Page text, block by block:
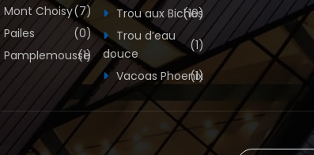
Mont Choisy(7)
Pailes
(0)
Pamplemousse
(1)
Trou aux Biches
(10)
Trou d’eau
douce
(1)
Vacoas Phoenix
(1)